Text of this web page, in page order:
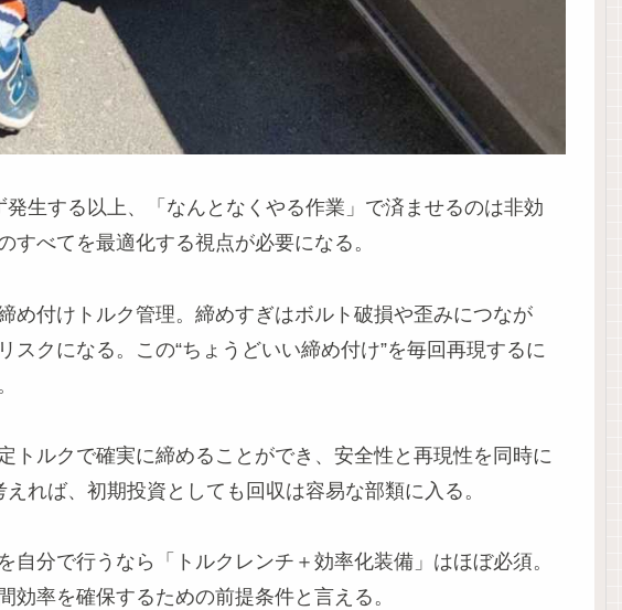
生する以上、「なんとなくやる作業」で済ませるのは非効
すべてを最適化する視点が必要になる。
め付けトルク管理。締めすぎはボルト破損や歪みにつなが
スクになる。この“ちょうどいい締め付け”を毎回再現するに
トルクで確実に締めることができ、安全性と再現性を同時に
れば、初期投資としても回収は容易な部類に入る。
自分で行うなら「トルクレンチ＋効率化装備」はほぼ必須。
効率を確保するための前提条件と言える。